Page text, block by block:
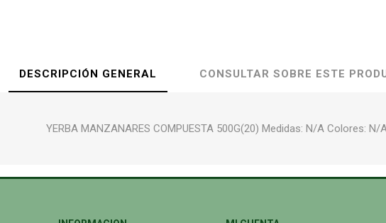
DESCRIPCIÓN GENERAL CONSULTAR SOBRE ESTE
YERBA MANZANARES COMPUESTA 500G(20) Medidas: N/A Colores: N/